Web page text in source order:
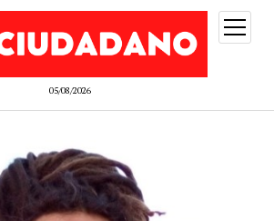
05/08/2026
abrir
menú